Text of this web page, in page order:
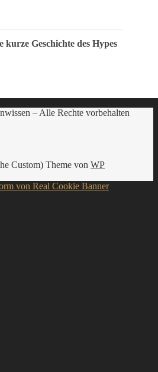
kurze Geschichte des Hypes
– Alle Rechte vorbehalten
Custom) Theme von WP
von Real Cookie Banner